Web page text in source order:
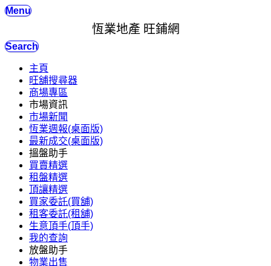
Menu
恆業地產 旺鋪網
Search
主頁
旺舖搜尋器
商場專區
市場資訊
市場新聞
恆業週報(桌面版)
最新成交(桌面版)
搵盤助手
買賣精選
租盤精選
頂讓精選
買家委託(買舖)
租客委託(租舖)
生意頂手(頂手)
我的查詢
放盤助手
物業出售